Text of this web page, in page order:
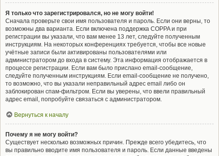
Я только что зарегистрировался, но не могу войти!
Сначала проверьте свои имя пользователя и пароль. Если они верны, то
возможны два варианта. Если включена поддержка COPPA и при
регистрации вы указали, что вам менее 13 лет, следуйте полученным
инструкциям. На некоторых конференциях требуется, чтобы все новые
учётные записи были активированы пользователями или
администратором до входа в систему. Эта информация отображается в
процессе регистрации. Если вам было прислано email-сообщение,
следуйте полученным инструкциям. Если email-сообщение не получено,
то возможно, что вы указали неправильный адрес email либо он
заблокирован спам-фильтром. Если вы уверены, что ввели правильный
адрес email, попробуйте связаться с администратором.
Вернуться к началу
Почему я не могу войти?
Существует несколько возможных причин. Прежде всего убедитесь, что
вы правильно вводите имя пользователя и пароль. Если данные введены